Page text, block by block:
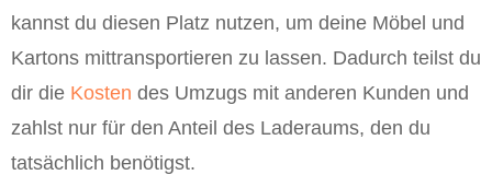
kannst du diesen Platz nutzen, um deine Möbel und
Kartons mittransportieren zu lassen. Dadurch teilst du
dir die Kosten des Umzugs mit anderen Kunden und
zahlst nur für den Anteil des Laderaums, den du
tatsächlich benötigst.